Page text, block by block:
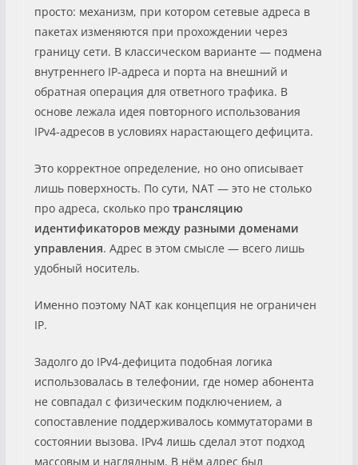
просто: механизм, при котором сетевые адреса в
пакетах изменяются при прохождении через
границу сети. В классическом варианте — подмена
внутреннего IP-адреса и порта на внешний и
обратная операция для ответного трафика. В
основе лежала идея повторного использования
IPv4-адресов в условиях нарастающего дефицита.
Это корректное определение, но оно описывает
лишь поверхность. По сути, NAT — это не столько
про адреса, сколько про трансляцию
идентификаторов между разными доменами
управления. Адрес в этом смысле — всего лишь
удобный носитель.
Именно поэтому NAT как концепция не ограничен
IP.
Задолго до IPv4-дефицита подобная логика
использовалась в телефонии, где номер абонента
не совпадал с физическим подключением, а
сопоставление поддерживалось коммутаторами в
состоянии вызова. IPv4 лишь сделал этот подход
массовым и наглядным. В нём адрес был